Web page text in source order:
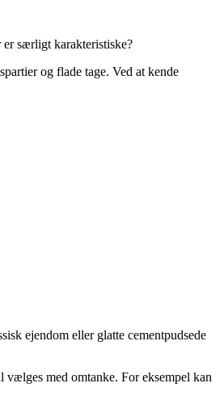
særligt karakteristiske?
og flade tage. Ved at kende
ejendom eller glatte cementpudsede
vælges med omtanke. For eksempel kan